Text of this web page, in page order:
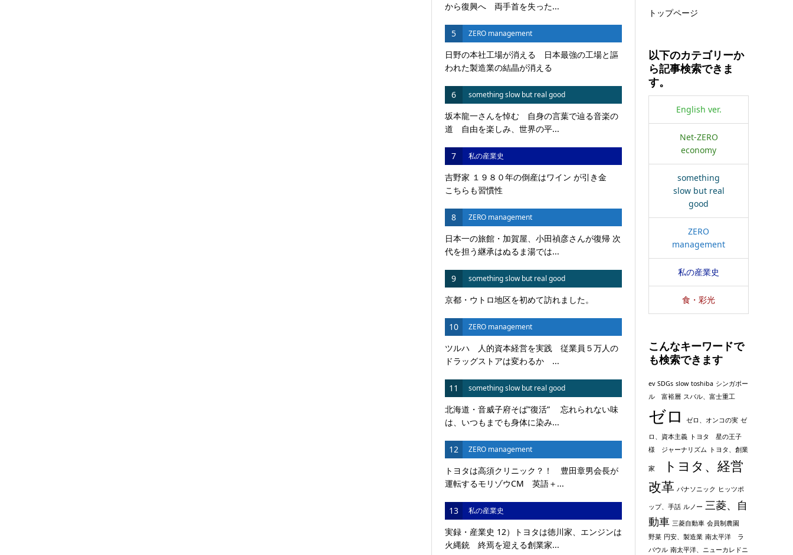
から復興へ 両手首を失った...
5 ZERO management
日野の本社工場が消える 日本最強の工場と謳
われた製造業の結晶が消える
6 something slow but real good
坂本龍一さんを悼む 自身の言葉で辿る音楽の
道 自由を楽しみ、世界の平...
7 私の産業史
吉野家 １９８０年の倒産はワイン が引き金
こちらも習慣性
8 ZERO management
日本一の旅館・加賀屋、小田禎彦さんが復帰 次
代を担う継承はぬるま湯では...
9 something slow but real good
京都・ウトロ地区を初めて訪れました。
10 ZERO management
ツルハ 人的資本経営を実践 従業員５万人の
ドラッグストアは変わるか ...
11 something slow but real good
北海道・音威子府そば”復活” 忘れられない味
は、いつもまでも身体に染み...
12 ZERO management
トヨタは高須クリニック？！ 豊田章男会長が
運転するモリゾウCM 英語＋...
13 私の産業史
実録・産業史 12）トヨタは徳川家、エンジンは
火縄銃 終焉を迎える創業家...
トップページ
以下のカテゴリーか
ら記事検索できま
す。
English ver.
Net-ZERO
economy
something
slow but real
good
ZERO
management
私の産業史
食・彩光
こんなキーワードで
も検索できます
ev SDGs slow toshiba シンガポー
ル 富裕層 スバル、富士重工
ゼロ ゼロ、オンコの実 ゼ
ロ、資本主義 トヨタ 星の王子
様 ジャーナリズム
トヨタ、創業
家
トヨタ、経営
改革 パナソニック ヒッツポ
ップ、手話 ルノー 三菱、自
動車 三菱自動車 会員制農園
野菜 円安、製造業 南太平洋 ラ
バウル 南太平洋、ニューカレドニ